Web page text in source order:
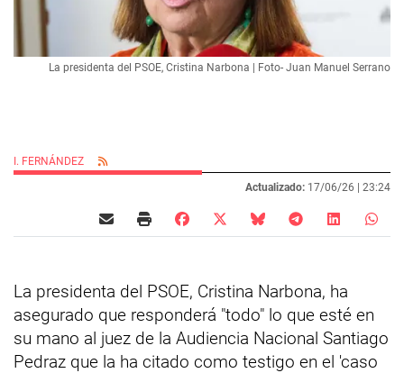
La presidenta del PSOE, Cristina Narbona | Foto- Juan Manuel Serrano
I. FERNÁNDEZ
Actualizado: 17/06/26 | 23:24
La presidenta del PSOE, Cristina Narbona, ha
asegurado que responderá "todo" lo que esté en
su mano al juez de la Audiencia Nacional Santiago
Pedraz que la ha citado como testigo en el 'caso